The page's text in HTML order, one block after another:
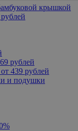
крышкой
рублей
439 рублей
и подушки